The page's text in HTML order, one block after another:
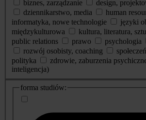
biznes, zarządzanie
design,
dziennikarstwo, media
human
informatyka, nowe technologie
języki
międzykulturowa
kultura, literatura,
public relations
prawo psychologia
rozwój osobisty, coaching
polityka
zdrowie, zaburzenia
inteligencja)
dodatkowe
informacje
forma studiów: